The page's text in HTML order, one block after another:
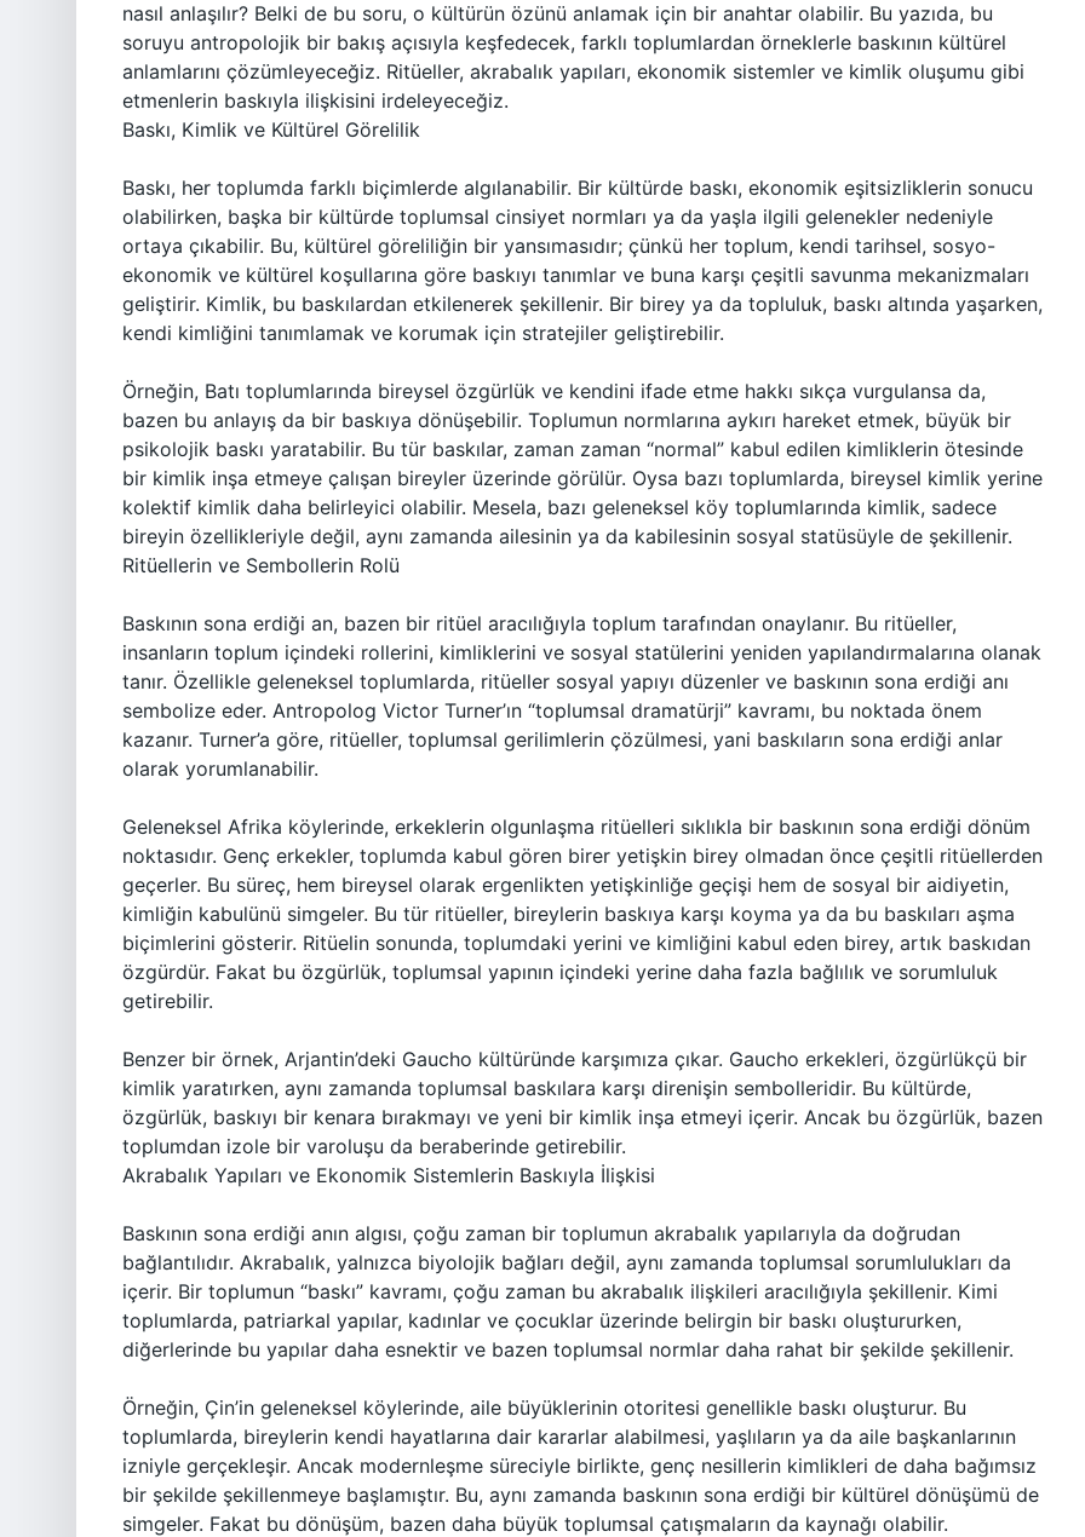
nasıl anlaşılır? Belki de bu soru, o kültürün özünü anlamak için bir anahtar olabilir. Bu yazıda, bu
soruyu antropolojik bir bakış açısıyla keşfedecek, farklı toplumlardan örneklerle baskının kültürel
anlamlarını çözümleyeceğiz. Ritüeller, akrabalık yapıları, ekonomik sistemler ve kimlik oluşumu gibi
etmenlerin baskıyla ilişkisini irdeleyeceğiz.
Baskı, Kimlik ve Kültürel Görelilik
Baskı, her toplumda farklı biçimlerde algılanabilir. Bir kültürde baskı, ekonomik eşitsizliklerin sonucu
olabilirken, başka bir kültürde toplumsal cinsiyet normları ya da yaşla ilgili gelenekler nedeniyle
ortaya çıkabilir. Bu, kültürel göreliliğin bir yansımasıdır; çünkü her toplum, kendi tarihsel, sosyo-
ekonomik ve kültürel koşullarına göre baskıyı tanımlar ve buna karşı çeşitli savunma mekanizmaları
geliştirir. Kimlik, bu baskılardan etkilenerek şekillenir. Bir birey ya da topluluk, baskı altında yaşarken,
kendi kimliğini tanımlamak ve korumak için stratejiler geliştirebilir.
Örneğin, Batı toplumlarında bireysel özgürlük ve kendini ifade etme hakkı sıkça vurgulansa da,
bazen bu anlayış da bir baskıya dönüşebilir. Toplumun normlarına aykırı hareket etmek, büyük bir
psikolojik baskı yaratabilir. Bu tür baskılar, zaman zaman “normal” kabul edilen kimliklerin ötesinde
bir kimlik inşa etmeye çalışan bireyler üzerinde görülür. Oysa bazı toplumlarda, bireysel kimlik yerine
kolektif kimlik daha belirleyici olabilir. Mesela, bazı geleneksel köy toplumlarında kimlik, sadece
bireyin özellikleriyle değil, aynı zamanda ailesinin ya da kabilesinin sosyal statüsüyle de şekillenir.
Ritüellerin ve Sembollerin Rolü
Baskının sona erdiği an, bazen bir ritüel aracılığıyla toplum tarafından onaylanır. Bu ritüeller,
insanların toplum içindeki rollerini, kimliklerini ve sosyal statülerini yeniden yapılandırmalarına olanak
tanır. Özellikle geleneksel toplumlarda, ritüeller sosyal yapıyı düzenler ve baskının sona erdiği anı
sembolize eder. Antropolog Victor Turner’ın “toplumsal dramatürji” kavramı, bu noktada önem
kazanır. Turner’a göre, ritüeller, toplumsal gerilimlerin çözülmesi, yani baskıların sona erdiği anlar
olarak yorumlanabilir.
Geleneksel Afrika köylerinde, erkeklerin olgunlaşma ritüelleri sıklıkla bir baskının sona erdiği dönüm
noktasıdır. Genç erkekler, toplumda kabul gören birer yetişkin birey olmadan önce çeşitli ritüellerden
geçerler. Bu süreç, hem bireysel olarak ergenlikten yetişkinliğe geçişi hem de sosyal bir aidiyetin,
kimliğin kabulünü simgeler. Bu tür ritüeller, bireylerin baskıya karşı koyma ya da bu baskıları aşma
biçimlerini gösterir. Ritüelin sonunda, toplumdaki yerini ve kimliğini kabul eden birey, artık baskıdan
özgürdür. Fakat bu özgürlük, toplumsal yapının içindeki yerine daha fazla bağlılık ve sorumluluk
getirebilir.
Benzer bir örnek, Arjantin’deki Gaucho kültüründe karşımıza çıkar. Gaucho erkekleri, özgürlükçü bir
kimlik yaratırken, aynı zamanda toplumsal baskılara karşı direnişin sembolleridir. Bu kültürde,
özgürlük, baskıyı bir kenara bırakmayı ve yeni bir kimlik inşa etmeyi içerir. Ancak bu özgürlük, bazen
toplumdan izole bir varoluşu da beraberinde getirebilir.
Akrabalık Yapıları ve Ekonomik Sistemlerin Baskıyla İlişkisi
Baskının sona erdiği anın algısı, çoğu zaman bir toplumun akrabalık yapılarıyla da doğrudan
bağlantılıdır. Akrabalık, yalnızca biyolojik bağları değil, aynı zamanda toplumsal sorumlulukları da
içerir. Bir toplumun “baskı” kavramı, çoğu zaman bu akrabalık ilişkileri aracılığıyla şekillenir. Kimi
toplumlarda, patriarkal yapılar, kadınlar ve çocuklar üzerinde belirgin bir baskı oluştururken,
diğerlerinde bu yapılar daha esnektir ve bazen toplumsal normlar daha rahat bir şekilde şekillenir.
Örneğin, Çin’in geleneksel köylerinde, aile büyüklerinin otoritesi genellikle baskı oluşturur. Bu
toplumlarda, bireylerin kendi hayatlarına dair kararlar alabilmesi, yaşlıların ya da aile başkanlarının
izniyle gerçekleşir. Ancak modernleşme süreciyle birlikte, genç nesillerin kimlikleri de daha bağımsız
bir şekilde şekillenmeye başlamıştır. Bu, aynı zamanda baskının sona erdiği bir kültürel dönüşümü de
simgeler. Fakat bu dönüşüm, bazen daha büyük toplumsal çatışmaların da kaynağı olabilir.